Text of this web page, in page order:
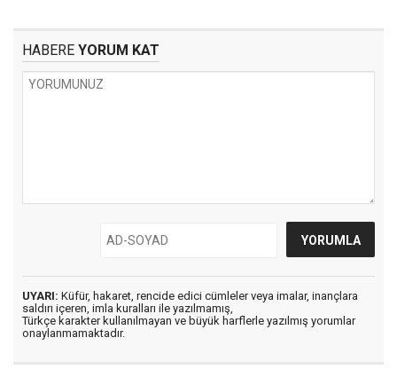
HABERE YORUM KAT
UYARI: Küfür, hakaret, rencide edici cümleler veya imalar, inançlara
saldırı içeren, imla kuralları ile yazılmamış,
Türkçe karakter kullanılmayan ve büyük harflerle yazılmış yorumlar
onaylanmamaktadır.